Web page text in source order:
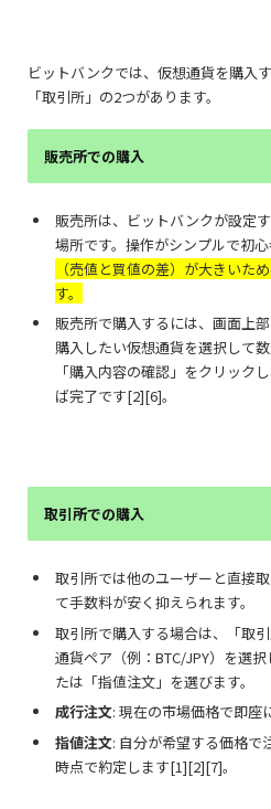
ビットバンクでは、仮想通貨を購入
「取引所」の2つがあります。
販売所での購入
販売所は、ビットバンクが設定
場所です。操作がシンプルで初心
（売値と買値の差）が大きいた
す。
販売所で購入するには、画面上
購入したい仮想通貨を選択して
「購入内容の確認」をクリック
ば完了です[2][6]。
取引所での購入
取引所では他のユーザーと直接
て手数料が安く抑えられます。
取引所で購入する場合は、「取
通貨ペア（例：BTC/JPY）を選
たは「指値注文」を選びます。
成行注文: 現在の市場価格で即座
指値注文: 自分が希望する価格で
時点で約定します[1][2][7]。